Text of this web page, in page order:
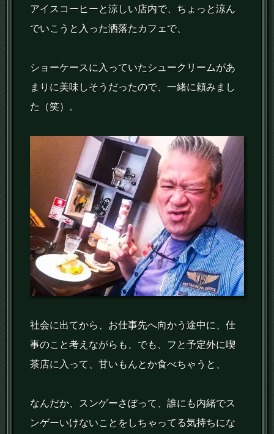
アイスコーヒーと涼しい店内で、ちょっと涼ん
でいこうと入った洒落たカフェで、
ショーケースに入っていたシュークリームがあ
まりに美味しそうだったので、一緒に頼みまし
た（笑）。
社会に出てから、お仕事先へ向かう途中に、仕
事のこと考えながらも、でも、フと予定外に喫
茶店に入って、甘いもんとか食べちゃうと、
なんだか、スンゲーさぼって、誰にも内緒でス
ンゲーいけないことをしちゃってる気持ちにな